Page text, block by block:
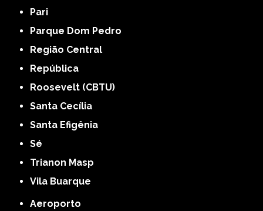
Pari
Parque Dom Pedro
Região Central
República
Roosevelt (CBTU)
Santa Cecília
Santa Efigênia
Sé
Trianon Masp
Vila Buarque
Aeroporto